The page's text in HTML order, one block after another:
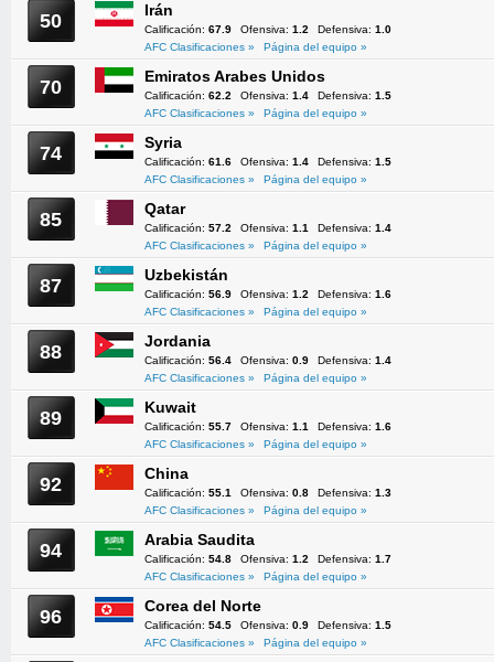
50 Irán
Calificación: 67.9 Ofensiva: 1.2 Defensiva: 1.0
AFC Clasificaciones »
Página del equipo »
70 Emiratos Arabes Unidos
Calificación: 62.2 Ofensiva: 1.4 Defensiva: 1.5
AFC Clasificaciones »
Página del equipo »
74 Syria
Calificación: 61.6 Ofensiva: 1.4 Defensiva: 1.5
AFC Clasificaciones »
Página del equipo »
85 Qatar
Calificación: 57.2 Ofensiva: 1.1 Defensiva: 1.4
AFC Clasificaciones »
Página del equipo »
87 Uzbekistán
Calificación: 56.9 Ofensiva: 1.2 Defensiva: 1.6
AFC Clasificaciones »
Página del equipo »
88 Jordania
Calificación: 56.4 Ofensiva: 0.9 Defensiva: 1.4
AFC Clasificaciones »
Página del equipo »
89 Kuwait
Calificación: 55.7 Ofensiva: 1.1 Defensiva: 1.6
AFC Clasificaciones »
Página del equipo »
92 China
Calificación: 55.1 Ofensiva: 0.8 Defensiva: 1.3
AFC Clasificaciones »
Página del equipo »
94 Arabia Saudita
Calificación: 54.8 Ofensiva: 1.2 Defensiva: 1.7
AFC Clasificaciones »
Página del equipo »
96 Corea del Norte
Calificación: 54.5 Ofensiva: 0.9 Defensiva: 1.5
AFC Clasificaciones »
Página del equipo »